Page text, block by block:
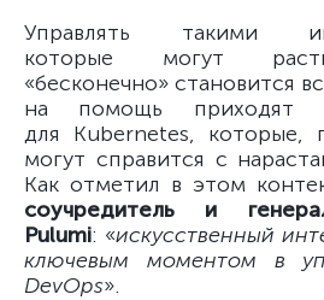
Управлять такими
которые могут
«бесконечно» становится
на помощь приходят
для Kubernetes, которые,
могут справится с
Как отметил в этом
соучредитель и
Pulumi: «искусственный
ключевым моментом в
DevOps».